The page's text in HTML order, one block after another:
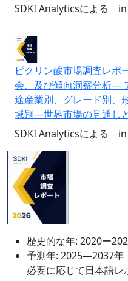
SDKI Analyticsによる
in
ピクリン酸市場調査レポ
会、及び傾向洞察分析―
途産業別、グレード別、
域別―世界市場の見通し
SDKI Analyticsによる
in
歴史的な年: 2020ー
予測年: 2025―2037年
必要に応じて日本語